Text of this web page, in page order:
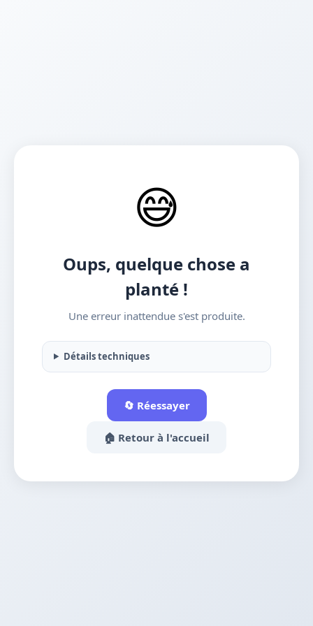
😅
Oups, quelque chose a
planté !
Une erreur inattendue s'est produite.
Détails techniques
🔄 Réessayer
🏠 Retour à l'accueil